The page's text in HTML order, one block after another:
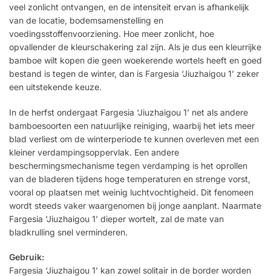
veel zonlicht ontvangen, en de intensiteit ervan is afhankelijk
van de locatie, bodemsamenstelling en
voedingsstoffenvoorziening. Hoe meer zonlicht, hoe
opvallender de kleurschakering zal zijn. Als je dus een kleurrijke
bamboe wilt kopen die geen woekerende wortels heeft en goed
bestand is tegen de winter, dan is Fargesia ‘Jiuzhaigou 1’ zeker
een uitstekende keuze.
In de herfst ondergaat Fargesia ‘Jiuzhaigou 1’ net als andere
bamboesoorten een natuurlijke reiniging, waarbij het iets meer
blad verliest om de winterperiode te kunnen overleven met een
kleiner verdampingsoppervlak. Een andere
beschermingsmechanisme tegen verdamping is het oprollen
van de bladeren tijdens hoge temperaturen en strenge vorst,
vooral op plaatsen met weinig luchtvochtigheid. Dit fenomeen
wordt steeds vaker waargenomen bij jonge aanplant. Naarmate
Fargesia ‘Jiuzhaigou 1’ dieper wortelt, zal de mate van
bladkrulling snel verminderen.
Gebruik:
Fargesia ‘Jiuzhaigou 1’ kan zowel solitair in de border worden